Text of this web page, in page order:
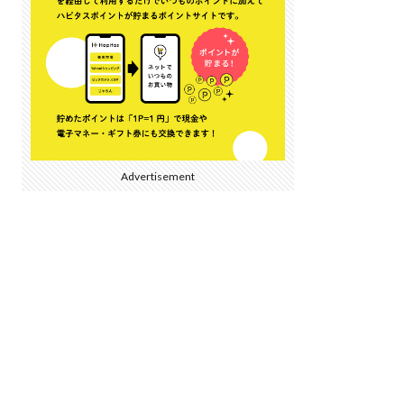
Advertisement